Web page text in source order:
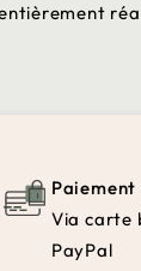
Paiement
Via carte
PayPal